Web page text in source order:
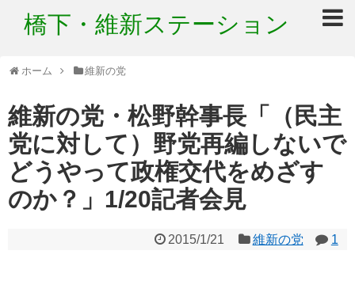
橋下・維新ステーション
ホーム 維新の党
維新の党・松野幹事長「（民主
党に対して）野党再編しないで
どうやって政権交代をめざす
のか？」1/20記者会見
2015/1/21 維新の党 1